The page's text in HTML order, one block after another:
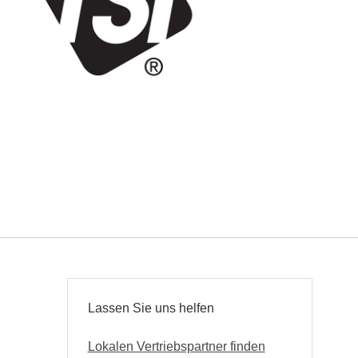
Lassen Sie uns helfen
Lokalen Vertriebspartner finden